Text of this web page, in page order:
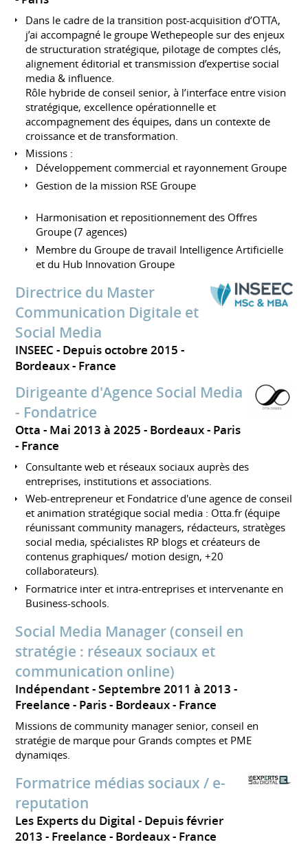
Dans le cadre de la transition post-acquisition d’OTTA,
j’ai accompagné le groupe Wethepeople sur des enjeux
de structuration stratégique, pilotage de comptes clés,
alignement éditorial et transmission d’expertise social
media & influence.
Rôle hybride de conseil senior, à l’interface entre vision
stratégique, excellence opérationnelle et
accompagnement des équipes, dans un contexte de
croissance et de transformation.
Missions :
Développement commercial et rayonnement Groupe
Gestion de la mission RSE Groupe
Harmonisation et repositionnement des Offres
Groupe (7 agences)
Membre du Groupe de travail Intelligence Artificielle
et du Hub Innovation Groupe
Directrice du Master
Communication Digitale et
Social Media
INSEEC
Depuis octobre 2015
Bordeaux
France
Dirigeante d'Agence Social Media
- Fondatrice
Otta Mai 2013 à 2025 Bordeaux - Paris
France
Consultante web et réseaux sociaux auprès des
entreprises, institutions et associations.
Web-entrepreneur et Fondatrice d'une agence de conseil
et animation stratégique social media : Otta.fr (équipe
réunissant community managers, rédacteurs, stratèges
social media, spécialistes RP blogs et créateurs de
contenus graphiques/ motion design, +20
collaborateurs).
Formatrice inter et intra-entreprises et intervenante en
Business-schools.
Social Media Manager (conseil en
stratégie : réseaux sociaux et
communication online)
Indépendant
Septembre 2011 à 2013
Freelance
Paris - Bordeaux France
Missions de community manager senior, conseil en
stratégie de marque pour Grands comptes et PME
dynamiqes.
Formatrice médias sociaux / e-
reputation
Les Experts du Digital
Depuis février
2013 Freelance Bordeaux France